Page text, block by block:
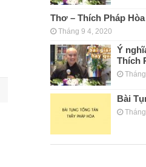
Thơ – Thích Pháp Hòa
Tháng 9 4, 2020
Ý
Thích
Bài